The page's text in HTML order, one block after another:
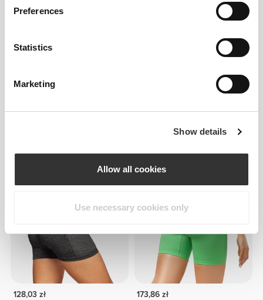
Preferences
Statistics
Marketing
Show details
Allow all cookies
Use necessary cookies only
IronMode Szorty z Wysokim
128,03 zł
173,86 zł